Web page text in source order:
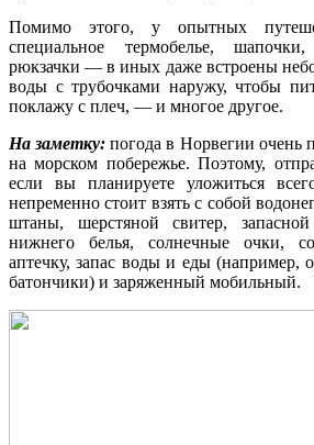
Помимо этого, у опытных
специальное термобелье,
рюкзачки — в иных даже встроены
воды с трубочками наружу, чтобы
поклажу с плеч, — и многое другое.
На заметку: погода в Норвегии очень
на морском побережье. Поэтому,
если вы планируете уложиться
непременно стоит взять с собой
штаны, шерстяной свитер,
нижнего белья, солнечные очки,
аптечку, запас воды и еды (например,
батончики) и заряженный мобильный.